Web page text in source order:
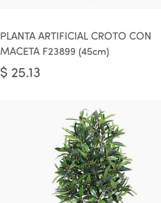
PLANTA ARTIFICIAL CROTO CON
MACETA F23899 (45cm)
$ 25.13